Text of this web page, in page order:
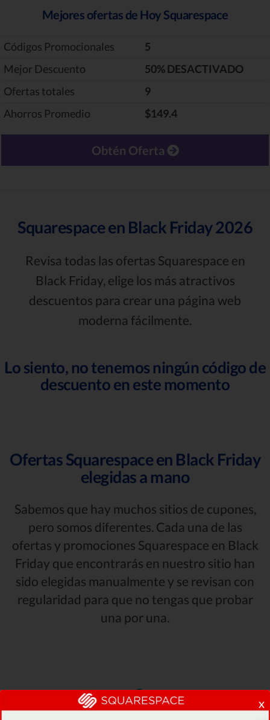
Mejores ofertas de Hoy Squarespace
Códigos Promocionales
5
Mejor Descuento
‎50% DESACTIVADO
Ofertas totales
9
Ahorros Promedio
$149.4
Obtén Oferta
Squarespace en Black Friday 2026
Revisa todas las ofertas Squarespace en
Black Friday, elige los más atractivos
descuentos para crear una página web
moderna fácilmente.
Lo siento, no tenemos ningún código de
descuento en este momento
Ofertas Squarespace en Black Friday
elegidas a mano
Sabemos que hay muchos sitios de cupones,
pero somos diferentes. Cada una de las
ofertas y promociones Squarespace en Black
Friday que encontrarás en nuestro sitio han
sido elegidas manualmente y se revisan con
regularidad para que no tengas que probar
una por una.
x